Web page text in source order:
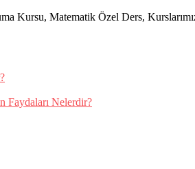
Kursu, Matematik Özel Ders,
Faydaları Nelerdir?